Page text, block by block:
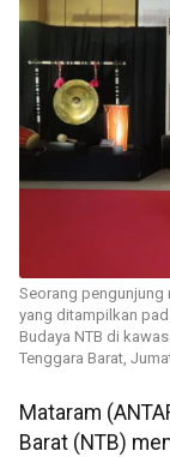
Seorang pengunjung
yang ditampilkan
Budaya NTB di
Tenggara Barat,
Mataram
Barat (NTB)